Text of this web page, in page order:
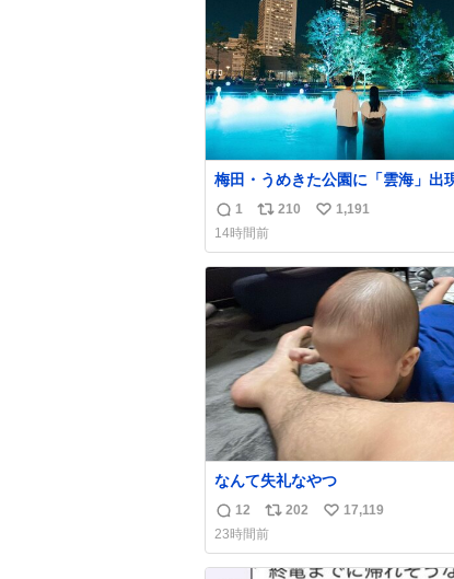
数
梅田・うめきた公園に「雲海」
で異なる演出、昨年は50万人来場
umeda.keizai.biz/headline/4657/
返
信
数
1
リ
ポ
ス
210
い
ね
数
1,191
14時間前
なんて失礼なやつ
返
信
数
12
リ
ポ
ス
202
い
ね
17,119
23時間前